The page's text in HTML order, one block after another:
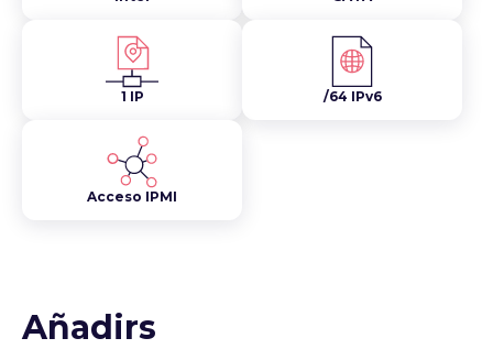
1 IP /64 IPv6
Acceso IPMI
Añadirs